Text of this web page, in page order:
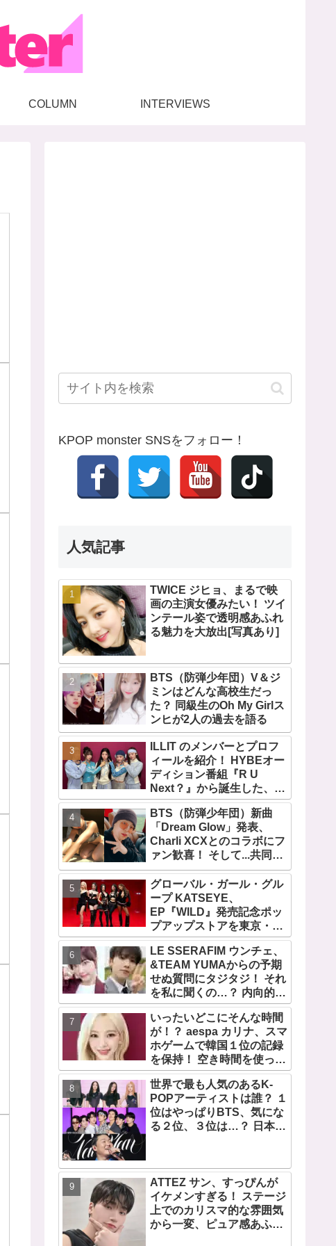
COLUMN INTERVIEWS
KPOP monster SNSをフォロー！
人気記事
TWICE ジヒョ、まるで映
画の主演女優みたい！ ツイ
ンテール姿で透明感あふれ
る魅力を大放出[写真あり]
BTS（防弾少年団）V＆ジ
ミンはどんな高校生だっ
た？ 同級生のOh My Girlス
ンヒが2人の過去を語る
ILLIT のメンバーとプロフ
ィールを紹介！ HYBEオー
ディション番組『R U
Next？』から誕生した、日
本人のイロハとモカを含む
5人組ガールズグループ！
デビュー曲「Magnetic」が
いきなりの大ヒット
BTS（防弾少年団）新曲
「Dream Glow」発表、
Charli XCXとのコラボにフ
ァン歓喜！ そして...共同制
作者が明かすジミンへの思
い「彼の夢、そして彼の絶
望から生まれた歌」
グローバル・ガール・グル
ープ KATSEYE、
EP『WILD』発売記念ポッ
プアップストアを東京・原
宿で開催 限定グッズも登
場
LE SSERAFIM ウンチェ、
&TEAM YUMAからの予期
せぬ質問にタジタジ！ それ
を私に聞くの…？ 内向的で
あるからこそ答えに困る彼
女のリアクションがかわい
すぎる
いったいどこにそんな時間
が！？ aespa カリナ、スマ
ホゲームで韓国１位の記録
を保持！ 空き時間を使って
１万回ものミニゲームをク
リア「芸能人たちが時間が
ないと言っているのは全部
嘘」
世界で最も人気のあるK-
POPアーティストは誰？ １
位はやっぱりBTS、気にな
る２位、３位は…？ 日本の
の個性あふれるデータに注
目殺到
ATTEZ サン、すっぴんが
イケメンすぎる！ ステージ
上でのカリスマ的な雰囲気
から一変、ピュア感あふれ